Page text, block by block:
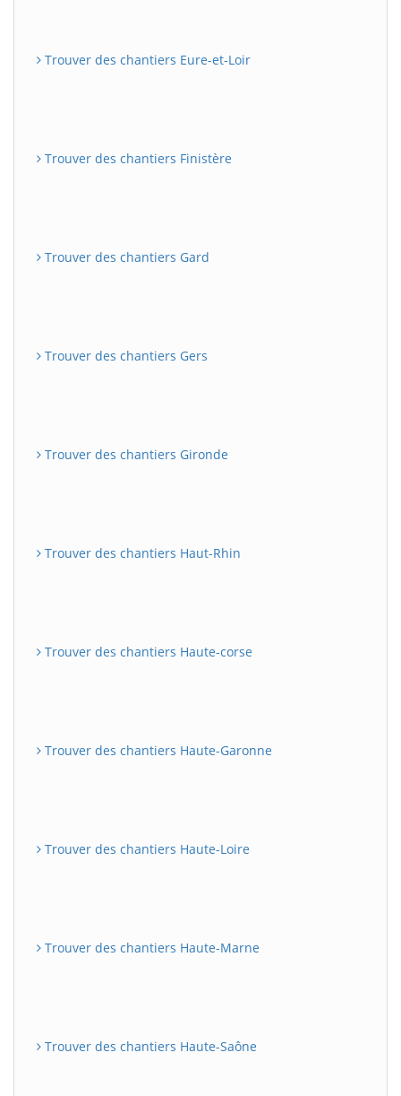
Trouver des chantiers Eure-et-Loir
Trouver des chantiers Finistère
Trouver des chantiers Gard
Trouver des chantiers Gers
Trouver des chantiers Gironde
Trouver des chantiers Haut-Rhin
Trouver des chantiers Haute-corse
Trouver des chantiers Haute-Garonne
Trouver des chantiers Haute-Loire
Trouver des chantiers Haute-Marne
Trouver des chantiers Haute-Saône